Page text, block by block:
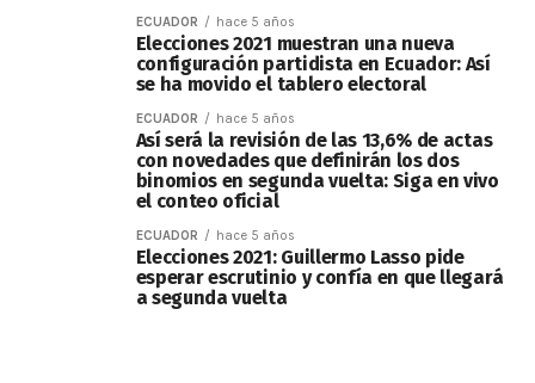
ECUADOR hace 5 años
Elecciones 2021 muestran una nueva
configuración partidista en Ecuador: Así
se ha movido el tablero electoral
ECUADOR hace 5 años
Así será la revisión de las 13,6% de actas
con novedades que definirán los dos
binomios en segunda vuelta: Siga en vivo
el conteo oficial
ECUADOR hace 5 años
Elecciones 2021: Guillermo Lasso pide
esperar escrutinio y confía en que llegará
a segunda vuelta